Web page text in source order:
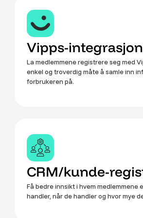
Vipps-integrasjon
La medlemmene registrere seg med
enkel og troverdig måte å samle inn
forbrukeren på.
CRM/kunde-
Få bedre innsikt i hvem medlemmene
handler, når de handler og hvor mye